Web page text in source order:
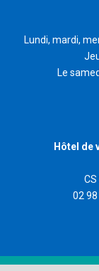
Lundi, mardi,
Le
Hôtel de
02